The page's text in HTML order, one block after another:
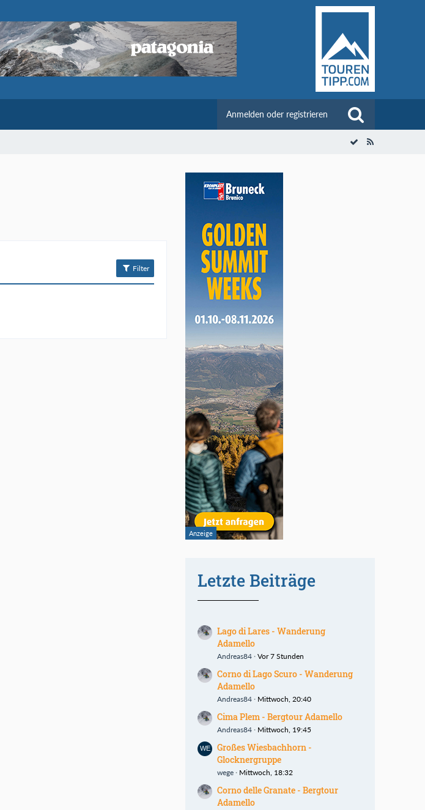
Anmelden oder registrieren
Filter
Letzte Beiträge
Lago di Lares - Wanderung
Adamello
Andreas84 Vor 7 Stunden
Corno di Lago Scuro - Wanderung
Adamello
Andreas84 Mittwoch, 20:40
Cima Plem - Bergtour Adamello
Andreas84 Mittwoch, 19:45
Großes Wiesbachhorn -
Glocknergruppe
wege Mittwoch, 18:32
Corno delle Granate - Bergtour
Adamello